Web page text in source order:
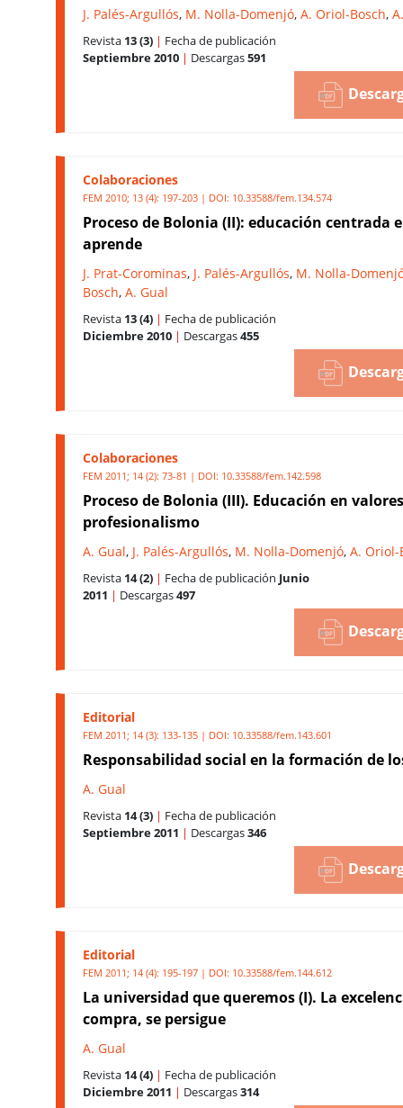
J. Palés-Argullós, M. Nolla-Domenjó, A. Oriol-Bosch,
Revista 13 (3) | Fecha de publicación
Septiembre 2010 | Descargas591
Colaboraciones
FEM 2010; 13 (4): 197-203 | DOI: 10.33588/fem.134.574
Proceso de Bolonia (II): educación centrada
aprende
J. Prat-Corominas, J. Palés-Argullós, M. Nolla-
Bosch, A. Gual
Revista 13 (4) | Fecha de publicación
Diciembre 2010 | Descargas455
Colaboraciones
FEM 2011; 14 (2): 73-81 | DOI: 10.33588/fem.142.598
Proceso de Bolonia (III). Educación en
profesionalismo
A. Gual, J. Palés-Argullós, M. Nolla-Domenjó, A. Oriol-
Revista 14 (2) | Fecha de publicación Junio
2011 | Descargas497
Editorial
FEM 2011; 14 (3): 133-135 | DOI: 10.33588/fem.143.601
Responsabilidad social en la formación de
A. Gual
Revista 14 (3) | Fecha de publicación
Septiembre 2011 | Descargas346
Editorial
FEM 2011; 14 (4): 195-197 | DOI: 10.33588/fem.144.612
La universidad que queremos (I). La
compra, se persigue
A. Gual
Revista 14 (4) | Fecha de publicación
Diciembre 2011 | Descargas314